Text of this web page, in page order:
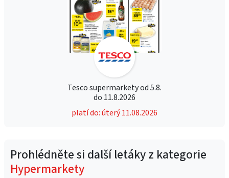
Tesco supermarkety od 5.8.
do 11.8.2026
platí do: úterý 11.08.2026
Prohlédněte si další letáky z kategorie
Hypermarkety